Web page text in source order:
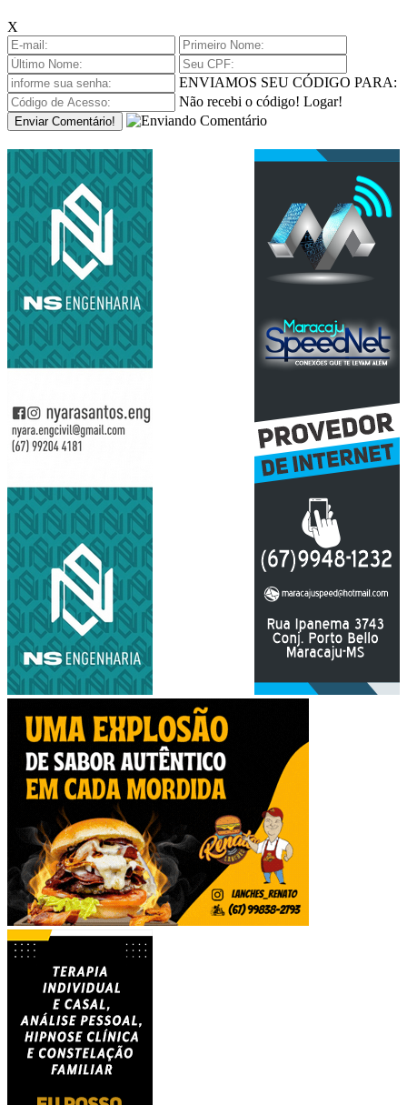
X
ENVIAMOS SEU CÓDIGO PARA:
Não recebi o código! Logar!
Enviar Comentário!